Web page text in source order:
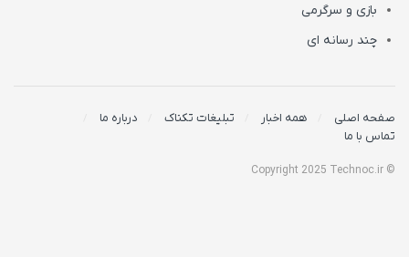
بازی و سرگرمی
چند رسانه ای
صفحه اصلی همه اخبار تبلیغات تکناک
درباره ما
تماس با ما
© Copyright 2025 Technoc.ir